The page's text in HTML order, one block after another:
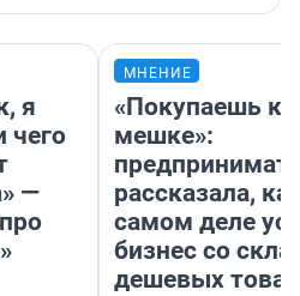
я
чего
—
МНЕНИЕ
«Покупаешь
мешке»:
рассказала,
самом деле
бизнес со
дешевых